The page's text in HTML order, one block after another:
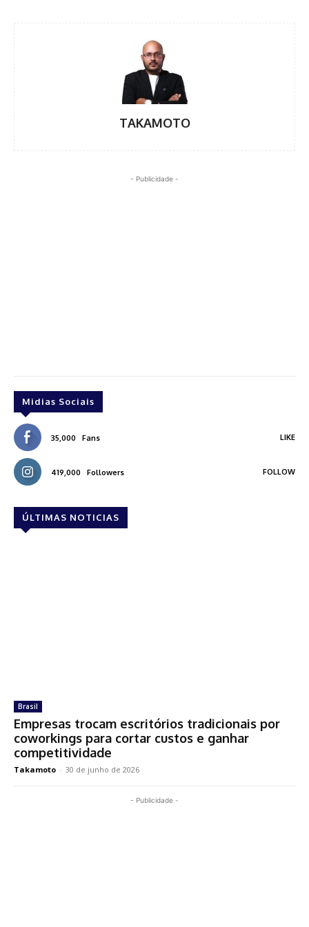
TAKAMOTO
- Publicidade -
Midias Sociais
35,000 Fans LIKE
419,000 Followers FOLLOW
ÚLTIMAS NOTICIAS
Brasil
Empresas trocam escritórios tradicionais por
coworkings para cortar custos e ganhar
competitividade
Takamoto - 30 de junho de 2026
- Publicidade -